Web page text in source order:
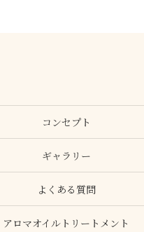
コンセプト
ギャラリー
よくある質問
アロマオイルトリートメント